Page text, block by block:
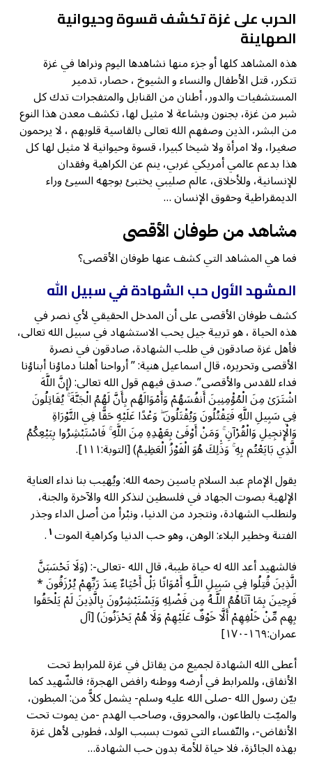
الحرب على غزة تكشف قسوة وحيوانية
الصهاينة
هذه المشاهد كلها أو جزء منها نشاهدها اليوم ونراها في غزة
تتكرر، قتل الأطفال والنساء و الشيوخ ، حصار، تدمير
المستشفيات والدور، أطنان من القنابل والمتفجرات تدك كل
شبر من غزة، بجنون وبشاعة لا مثيل لها، تكشف معدن هذا النوع
من البشر، الذين وصفهم الله تعالى بالقاسية قلوبهم ، لا يرحمون
صغيرا، ولا امرأة ولا شيخا كبيرا، قسوة وحيوانية لا مثيل لها كل
هذا بدعم عالمي أمريكي غربي، ينم عن الكراهية وفقدان
للإنسانية، وللأخلاق، عالم صليبي يختبئ بوجهه السيئ وراء
الديمقراطية وحقوق الإنسان …
مشاهد من طوفان الأقصى
فما هي المشاهد التي كشف عنها طوفان الأقصى؟
المشهد الأول حب الشهادة في سبيل الله
كشف طوفان الأقصى على أن المدخل الحقيقي لأي نصر في
هذه الحياة ، هو تربية جيل يحب الاستشهاد في سبيل الله تعالى،
فأهل غزة صادقون في طلب الشهادة، صادقون في نصرة
الأقصى وتحريره، قال اسماعيل هنية: ” أرواحنا أهلنا دماؤنا أبناؤنا
فداء للقدس والأقصى”. صدق فيهم قول الله تعالى: (إِنَّ اللَّهَ
اشْتَرَىٰ مِنَ الْمُؤْمِنِينَ أَنفُسَهُمْ وَأَمْوَالَهُم بِأَنَّ لَهُمُ الْجَنَّةَ ۚ يُقَاتِلُونَ
فِي سَبِيلِ اللَّهِ فَيَقْتُلُونَ وَيُقْتَلُونَ ۖ وَعْدًا عَلَيْهِ حَقًّا فِي التَّوْرَاةِ
وَالْإِنجِيلِ وَالْقُرْآنِ ۚ وَمَنْ أَوْفَىٰ بِعَهْدِهِ مِنَ اللَّهِ ۚ فَاسْتَبْشِرُوا بِبَيْعِكُمُ
الَّذِي بَايَعْتُم بِهِ ۚ وَذَٰلِكَ هُوَ الْفَوْزُ الْعَظِيمُ) [التوبة:١١١].
يقول الإمام عبد السلام ياسين رحمه الله: ويُهيب بنا نداء العناية
الإلهية بصوت الجهاد في فلسطين لنذكر الله والآخرة والجنة،
ولنطلب الشهادة، ونتجرد من الدنيا، ونبْرأ من أصل الداء وجذر
الفتنة وخطير البلاء: الوهن، وهو حب الدنيا وكراهية الموت١.
فالشهيد أعد الله له حياة طيبة، قال الله -تعالى-: (وَلَا تَحْسَبَنَّ
الَّذِينَ قُتِلُوا فِي سَبِيلِ اللَّـهِ أَمْوَاتًا بَلْ أَحْيَاءٌ عِندَ رَبِّهِمْ يُرْزَقُونَ *
فَرِحِينَ بِمَا آتَاهُمُ اللَّـهُ مِن فَضْلِهِ وَيَسْتَبْشِرُونَ بِالَّذِينَ لَمْ يَلْحَقُوا
بِهِم مِّنْ خَلْفِهِمْ أَلَّا خَوْفٌ عَلَيْهِمْ وَلَا هُمْ يَحْزَنُونَ) [آل
عمران:١٦٩-١٧٠]
أعطى الله الشهادة لجميع من يقاتل في غزة للمرابط تحت
الأنفاق، وللمرابط في أرضه ووطنه رافض الهجرة؛ فالشّهيد كما
بيّن رسول الله -صلى الله عليه وسلم- يشمل كلاًّ من: المبطون،
والميّت بالطاعون، والمحروق، وصاحب الهدم -من يموت تحت
الأنقاض-، والنّفساء التي تموت بسبب الولد، فطوبى لأهل غزة
بهذه الجائزة، فلا حياة للأمة بدون حب الشهادة…